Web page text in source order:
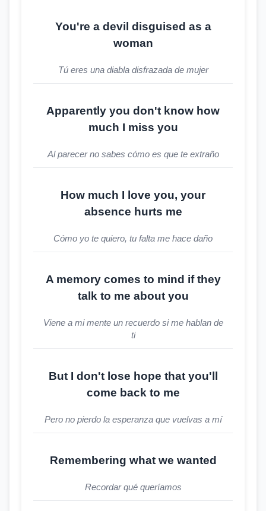
You're a devil disguised as a
woman
Tú eres una diabla disfrazada de mujer
Apparently you don't know how
much I miss you
Al parecer no sabes cómo es que te extraño
How much I love you, your
absence hurts me
Cómo yo te quiero, tu falta me hace daño
A memory comes to mind if they
talk to me about you
Viene a mi mente un recuerdo si me hablan de
ti
But I don't lose hope that you'll
come back to me
Pero no pierdo la esperanza que vuelvas a mí
Remembering what we wanted
Recordar qué queríamos